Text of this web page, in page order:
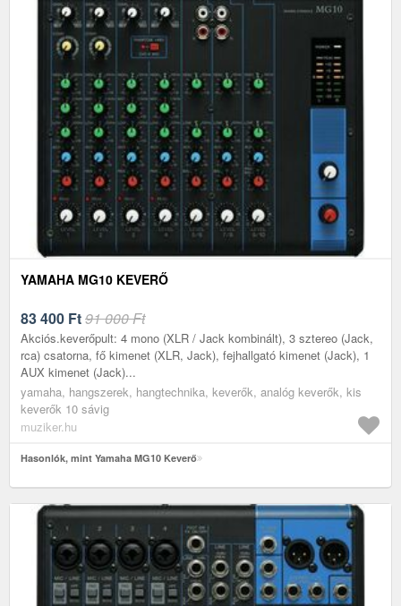
YAMAHA MG10 KEVERŐ
83 400 Ft91 000 Ft
Akciós.keverőpult: 4 mono (XLR / Jack kombinált), 3 sztereo (Jack,
rca) csatorna, fő kimenet (XLR, Jack), fejhallgató kimenet (Jack), 1
AUX kimenet (Jack)...
yamaha, hangszerek, hangtechnika, keverők, analóg keverők, kis
keverők 10 sávig
muziker.hu
Hasonlók, mint Yamaha MG10 Keverő